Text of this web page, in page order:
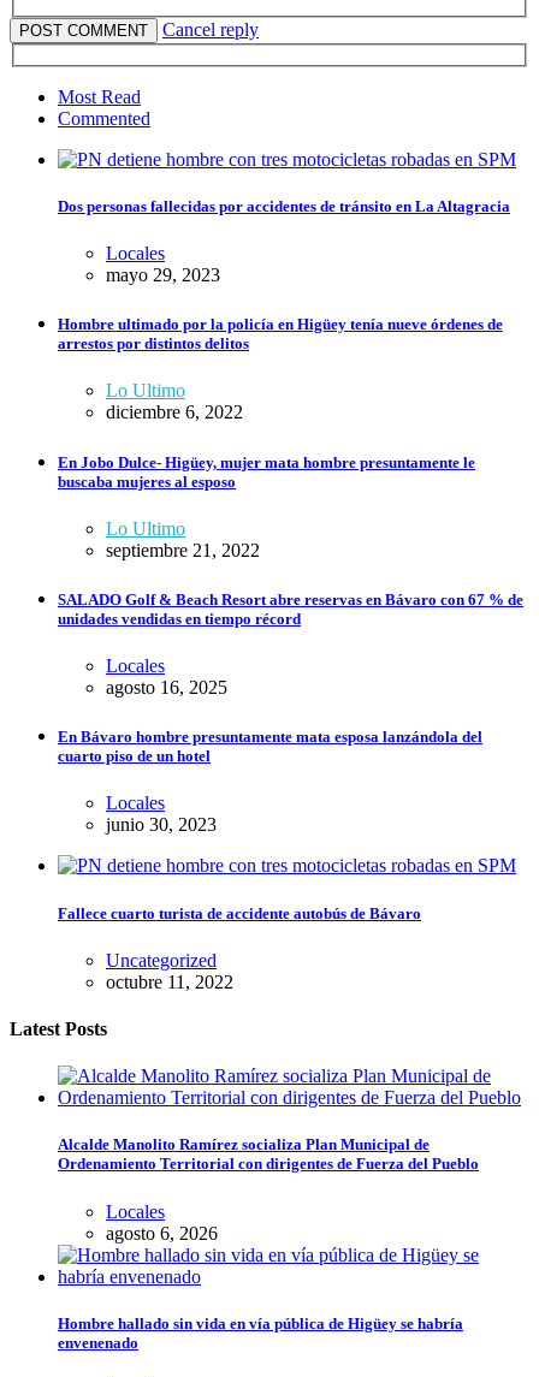
Cancel reply
Most Read
Commented
Dos personas fallecidas por accidentes de tránsito en La Altagracia
Locales
mayo 29, 2023
Hombre ultimado por la policía en Higüey tenía nueve órdenes de
arrestos por distintos delitos
Lo Ultimo
diciembre 6, 2022
En Jobo Dulce- Higüey, mujer mata hombre presuntamente le
buscaba mujeres al esposo
Lo Ultimo
septiembre 21, 2022
SALADO Golf & Beach Resort abre reservas en Bávaro con 67 % de
unidades vendidas en tiempo récord
Locales
agosto 16, 2025
En Bávaro hombre presuntamente mata esposa lanzándola del
cuarto piso de un hotel
Locales
junio 30, 2023
Fallece cuarto turista de accidente autobús de Bávaro
Uncategorized
octubre 11, 2022
Latest Posts
Alcalde Manolito Ramírez socializa Plan Municipal de
Ordenamiento Territorial con dirigentes de Fuerza del Pueblo
Locales
agosto 6, 2026
Hombre hallado sin vida en vía pública de Higüey se habría
envenenado